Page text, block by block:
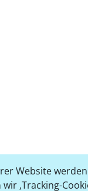
Website
‚Tracking-